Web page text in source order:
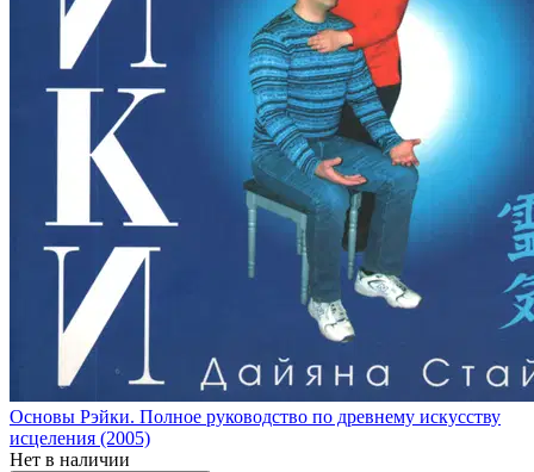
Основы Рэйки. Полное руководство по древнему искусству
исцеления (2005)
Нет в наличии